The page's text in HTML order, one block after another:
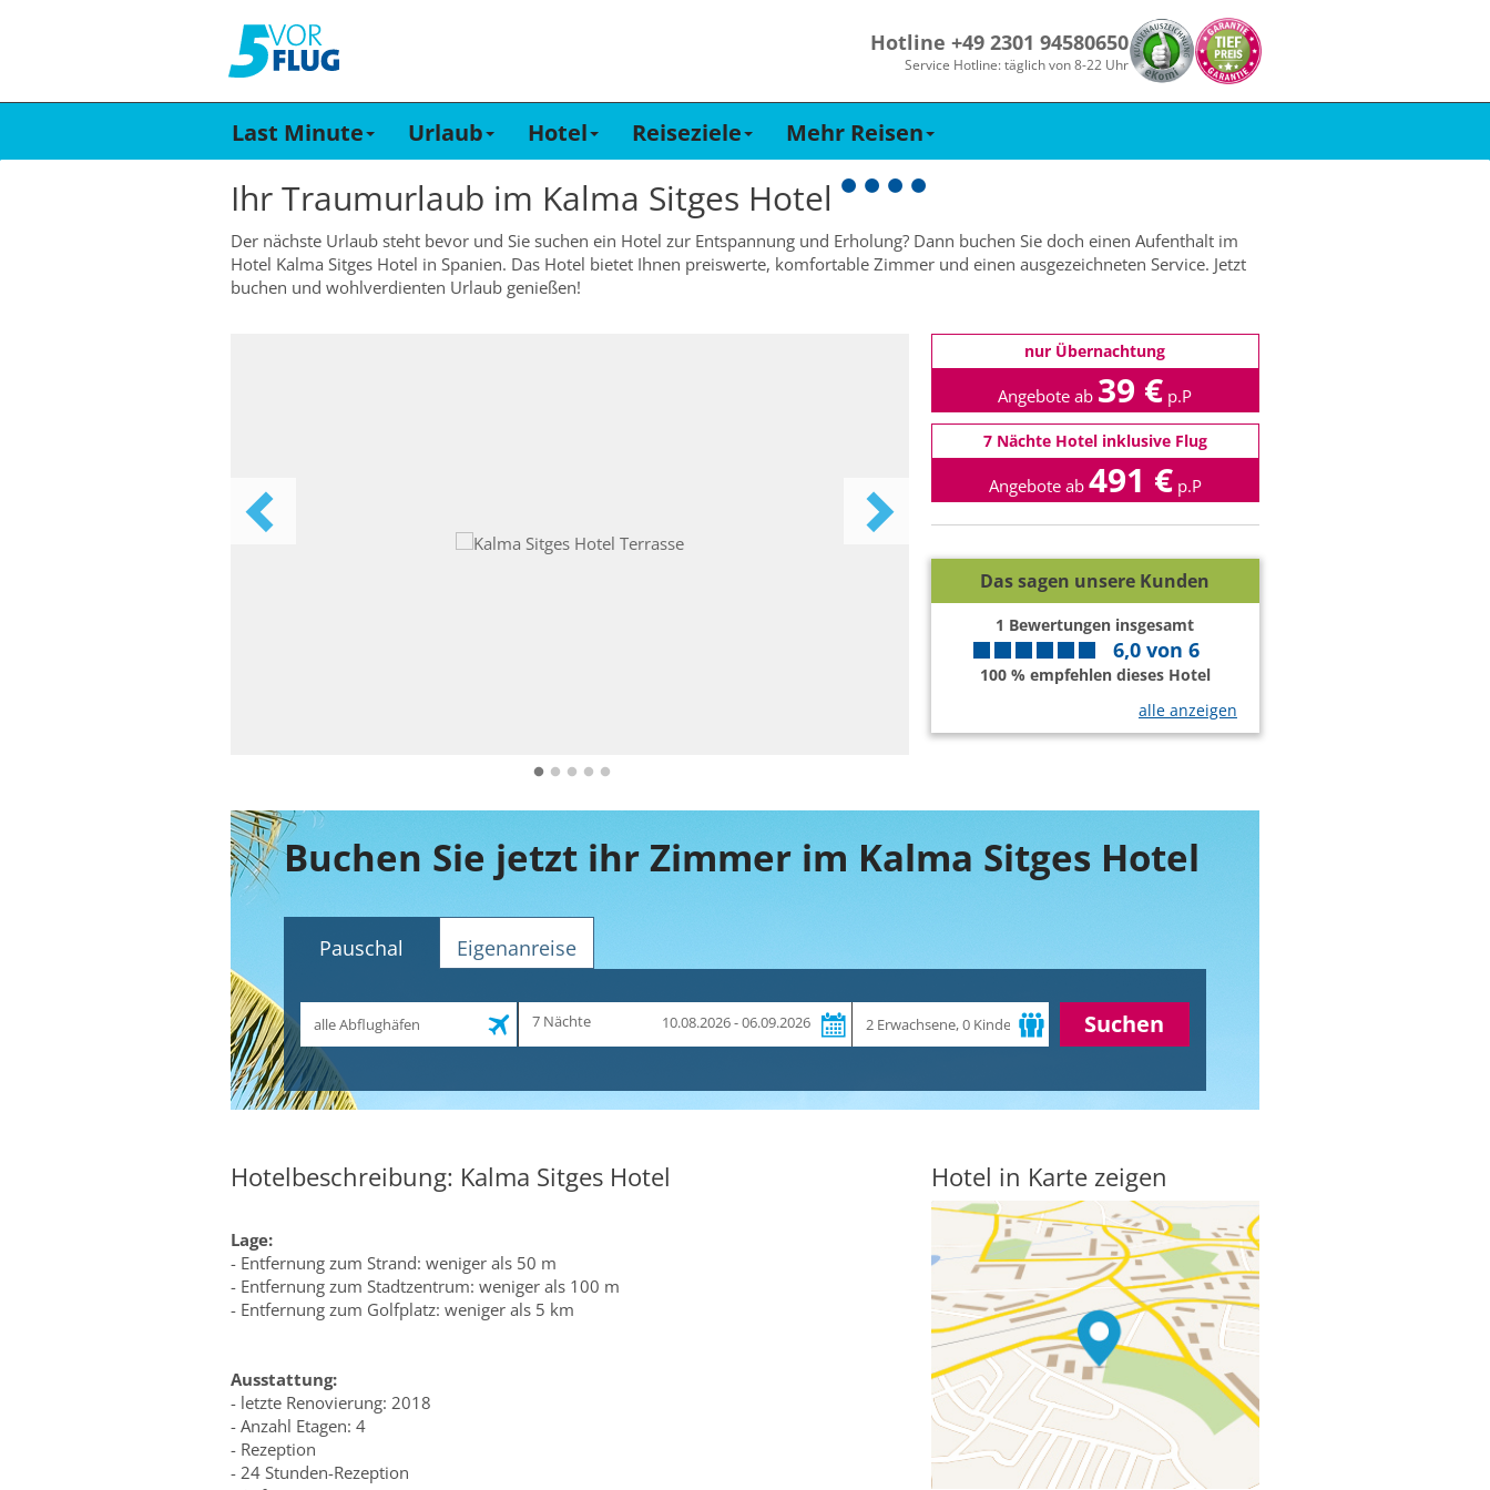
Hotline +49 2301 94580650
Service Hotline: täglich von 8-22 Uhr
Last Minute Urlaub Hotel Reiseziele Mehr Reisen
Ihr Traumurlaub im Kalma Sitges Hotel
Der nächste Urlaub steht bevor und Sie suchen ein Hotel zur Entspannung und Erholung? Dann buchen Sie doch einen Aufenthalt im
Hotel Kalma Sitges Hotel in Spanien. Das Hotel bietet Ihnen preiswerte, komfortable Zimmer und einen ausgezeichneten Service. Jetzt
buchen und wohlverdienten Urlaub genießen!
nur Übernachtung
Angebote ab 39 € p.P
7 Nächte Hotel inklusive Flug
Angebote ab 491 € p.P
Das sagen unsere Kunden
1 Bewertungen insgesamt
6,0von 6
100 % empfehlen dieses Hotel
alle anzeigen
Buchen Sie jetzt ihr Zimmer im Kalma Sitges Hotel
Pauschal Eigenanreise
Zeitraum
7 Nächte 10.08.2026 - 06.09.2026 Suchen
Hotelbeschreibung: Kalma Sitges Hotel
Lage:
- Entfernung zum Strand: weniger als 50 m
- Entfernung zum Stadtzentrum: weniger als 100 m
- Entfernung zum Golfplatz: weniger als 5 km
Ausstattung:
- letzte Renovierung: 2018
- Anzahl Etagen: 4
- Rezeption
- 24 Stunden-Rezeption
Hotel in Karte zeigen